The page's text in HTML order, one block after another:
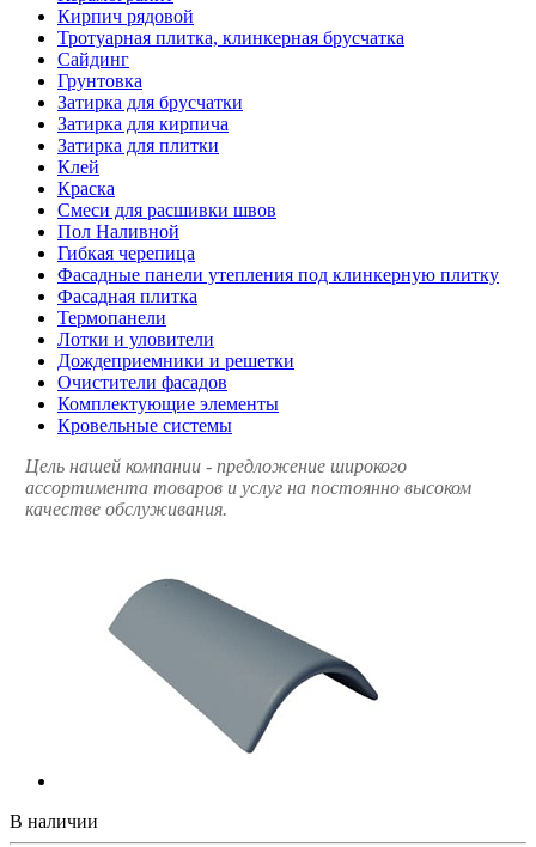
Кирпич рядовой
Тротуарная плитка, клинкерная брусчатка
Сайдинг
Грунтовка
Затирка для брусчатки
Затирка для кирпича
Затирка для плитки
Клей
Краска
Смеси для расшивки швов
Пол Наливной
Гибкая черепица
Фасадные панели утепления под клинкерную плитку
Фасадная плитка
Термопанели
Лотки и уловители
Дождеприемники и решетки
Очистители фасадов
Комплектующие элементы
Кровельные системы
Цель нашей компании - предложение широкого
ассортимента товаров и услуг на постоянно высоком
качестве обслуживания.
В наличии